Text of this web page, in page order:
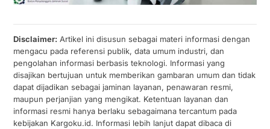
Disclaimer:Artikel ini disusun sebagai materi informasi dengan
mengacu pada referensi publik, data umum industri, dan
pengolahan informasi berbasis teknologi. Informasi yang
disajikan bertujuan untuk memberikan gambaran umum dan tidak
dapat dijadikan sebagai jaminan layanan, penawaran resmi,
maupun perjanjian yang mengikat. Ketentuan layanan dan
informasi resmi hanya berlaku sebagaimana tercantum pada
kebijakan Kargoku.id. Informasi lebih lanjut dapat dibaca di